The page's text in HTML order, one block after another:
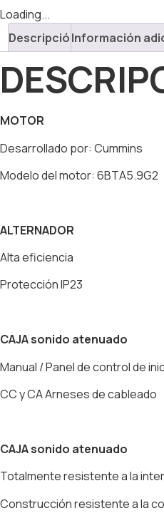
Loading...
DescripciónInformación
MOTOR
Desarrollado por: Cummins
Modelo del motor: 6BTA5.9G2
ALTERNADOR
Alta eficiencia
Protección IP23
CAJA sonido atenuado
Manual / Panel de control de
CC y CA Arneses de cableado
CAJA sonido atenuado
Totalmente resistente a la
Construcción resistente a la